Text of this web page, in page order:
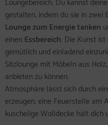
Loungebereich. Du kannst
gestalten, indem du sie in zwei
Lounge zum Energie tanken
einen Essbereich. Die Kunst
gemütlich und einladend
Sitzlounge mit Möbeln aus
anbieten zu können.
Atmosphäre lässt sich durch
erzeugen, eine Feuerstelle am
kuschelige Wolldecke hält dich